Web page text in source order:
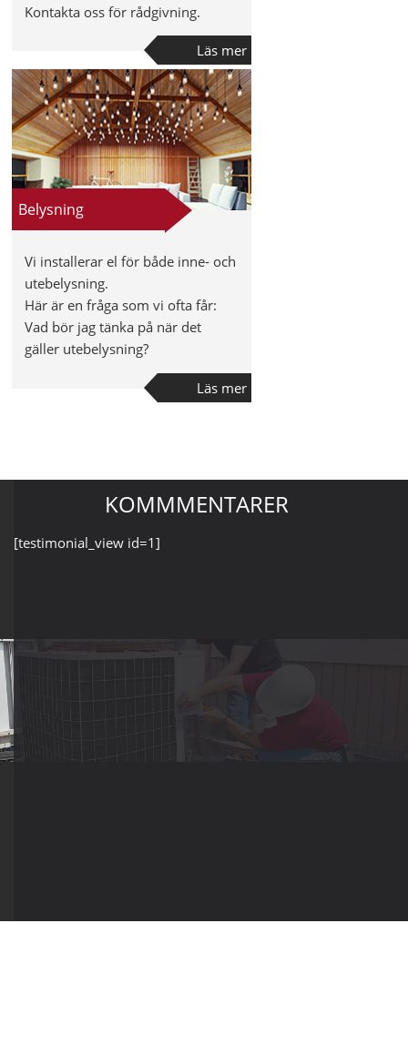
Kontakta oss för rådgivning.
Läs mer
Belysning
Vi installerar el för både inne- och
utebelysning.
Här är en fråga som vi ofta får:
Vad bör jag tänka på när det
gäller utebelysning?
Läs mer
KOMMMENTARER
[testimonial_view id=1]